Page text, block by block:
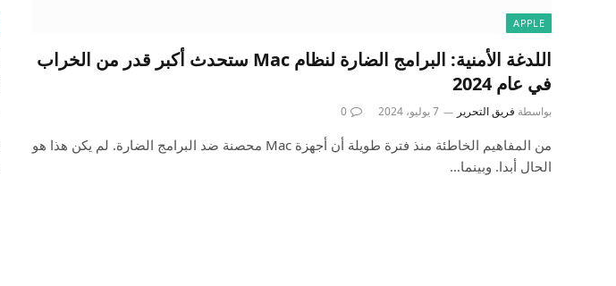
APPLE
اللدغة الأمنية: البرامج الضارة لنظام Mac ستحدث أكبر قدر من الخراب
في عام 2024
بواسطة فريق التحرير 7 يوليو، 2024 0
من المفاهيم الخاطئة منذ فترة طويلة أن أجهزة Mac محصنة ضد البرامج الضارة. لم يكن هذا هو
الحال أبدا. وبينما…